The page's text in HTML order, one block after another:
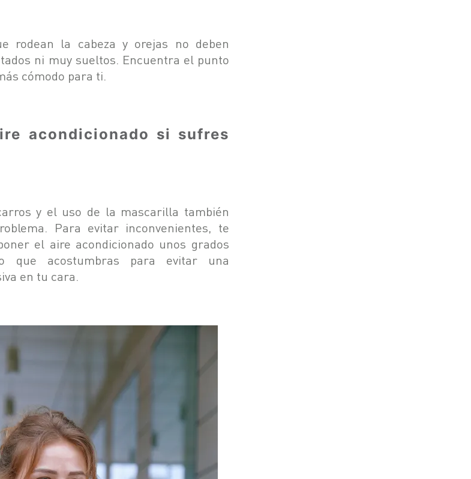
rodean la cabeza y orejas no deben
ni muy sueltos. Encuentra el punto
cómodo para ti.
acondicionado si sufres
y el uso de la mascarilla también
Para evitar inconvenientes, te
el aire acondicionado unos grados
acostumbras para evitar una
en tu cara.